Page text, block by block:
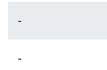
-
-